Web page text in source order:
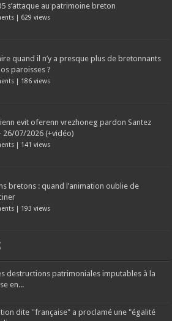
s’attaque au patrimoine breton
| 629 views
quand il n’y a presque plus de bretonnants
paroisses ?
| 186 views
evit oferenn vrezhoneg pardon Santez
26/07/2026 (+vidéo)
| 141 views
bretons : quand l’animation oublie de
| 193 views
destructions patrimoniales imputables à la
en...
dite ''française" a proclamé une "égalité